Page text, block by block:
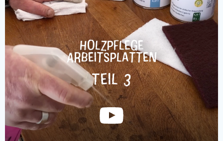
Holzpflege
Arbeitsplatten
Teil 3